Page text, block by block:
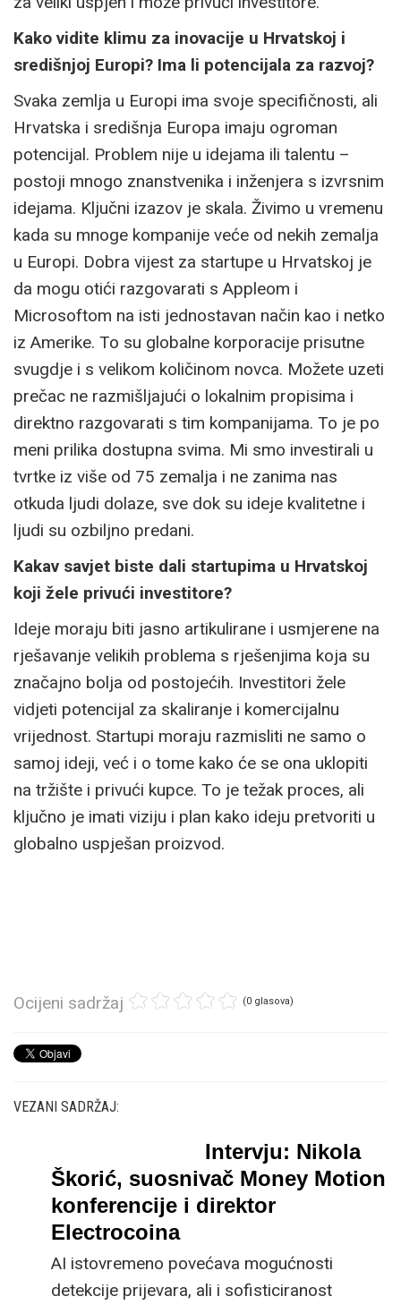
Kako vidite klimu za inovacije u Hrvatskoj i
središnjoj Europi? Ima li potencijala za razvoj?
Svaka zemlja u Europi ima svoje specifičnosti, ali
Hrvatska i središnja Europa imaju ogroman
potencijal. Problem nije u idejama ili talentu –
postoji mnogo znanstvenika i inženjera s izvrsnim
idejama. Ključni izazov je skala. Živimo u vremenu
kada su mnoge kompanije veće od nekih zemalja
u Europi. Dobra vijest za startupe u Hrvatskoj je
da mogu otići razgovarati s Appleom i
Microsoftom na isti jednostavan način kao i netko
iz Amerike. To su globalne korporacije prisutne
svugdje i s velikom količinom novca. Možete uzeti
prečac ne razmišljajući o lokalnim propisima i
direktno razgovarati s tim kompanijama. To je po
meni prilika dostupna svima. Mi smo investirali u
tvrtke iz više od 75 zemalja i ne zanima nas
otkuda ljudi dolaze, sve dok su ideje kvalitetne i
ljudi su ozbiljno predani.
Kakav savjet biste dali startupima u Hrvatskoj
koji žele privući investitore?
Ideje moraju biti jasno artikulirane i usmjerene na
rješavanje velikih problema s rješenjima koja su
značajno bolja od postojećih. Investitori žele
vidjeti potencijal za skaliranje i komercijalnu
vrijednost. Startupi moraju razmisliti ne samo o
samoj ideji, već i o tome kako će se ona uklopiti
na tržište i privući kupce. To je težak proces, ali
ključno je imati viziju i plan kako ideju pretvoriti u
globalno uspješan proizvod.
Ocijeni sadržaj (0 glasova)
VEZANI SADRŽAJ:
Intervju: Nikola
Škorić, suosnivač Money Motion
konferencije i direktor
Electrocoina
AI istovremeno povećava mogućnosti
detekcije prijevara, ali i sofisticiranost